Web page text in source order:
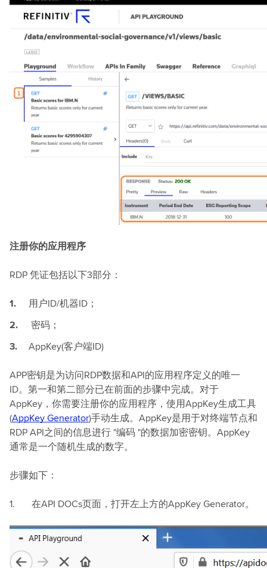
注册你的应用程序
RDP 凭证包括以下3部分：
用户ID/机器ID；
密码；
AppKey(客户端ID)
APP密钥是为访问RDP数据和API的应用程序定义的唯一
ID。第一和第二部分已在前面的步骤中完成。对于
AppKey，你需要注册你的应用程序，使用AppKey生成工具
(AppKey Generator)手动生成。AppKey是用于对终端节点和
RDP API之间的信息进行 "编码 "的数据加密密钥。AppKey
通常是一个随机生成的数字。
步骤如下：
1. 在API DOCs页面，打开左上方的AppKey Generator。